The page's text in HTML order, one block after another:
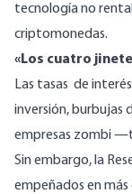
tecnología no
criptomonedas.
«Los cuatro
Las tasas de
inversión, burbujas
empresas zombi
Sin embargo, la
empeñados en más